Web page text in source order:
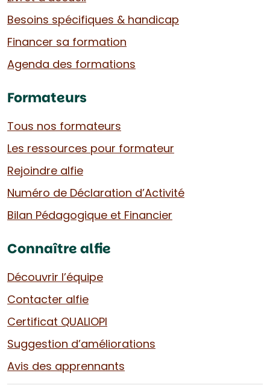
Besoins spécifiques & handicap
Financer sa formation
Agenda des formations
Formateurs
Tous nos formateurs
Les ressources pour formateur
Rejoindre alfie
Numéro de Déclaration d’Activité
Bilan Pédagogique et Financier
Connaître alfie
Découvrir l’équipe
Contacter alfie
Certificat QUALIOPI
Suggestion d’améliorations
Avis des apprennants